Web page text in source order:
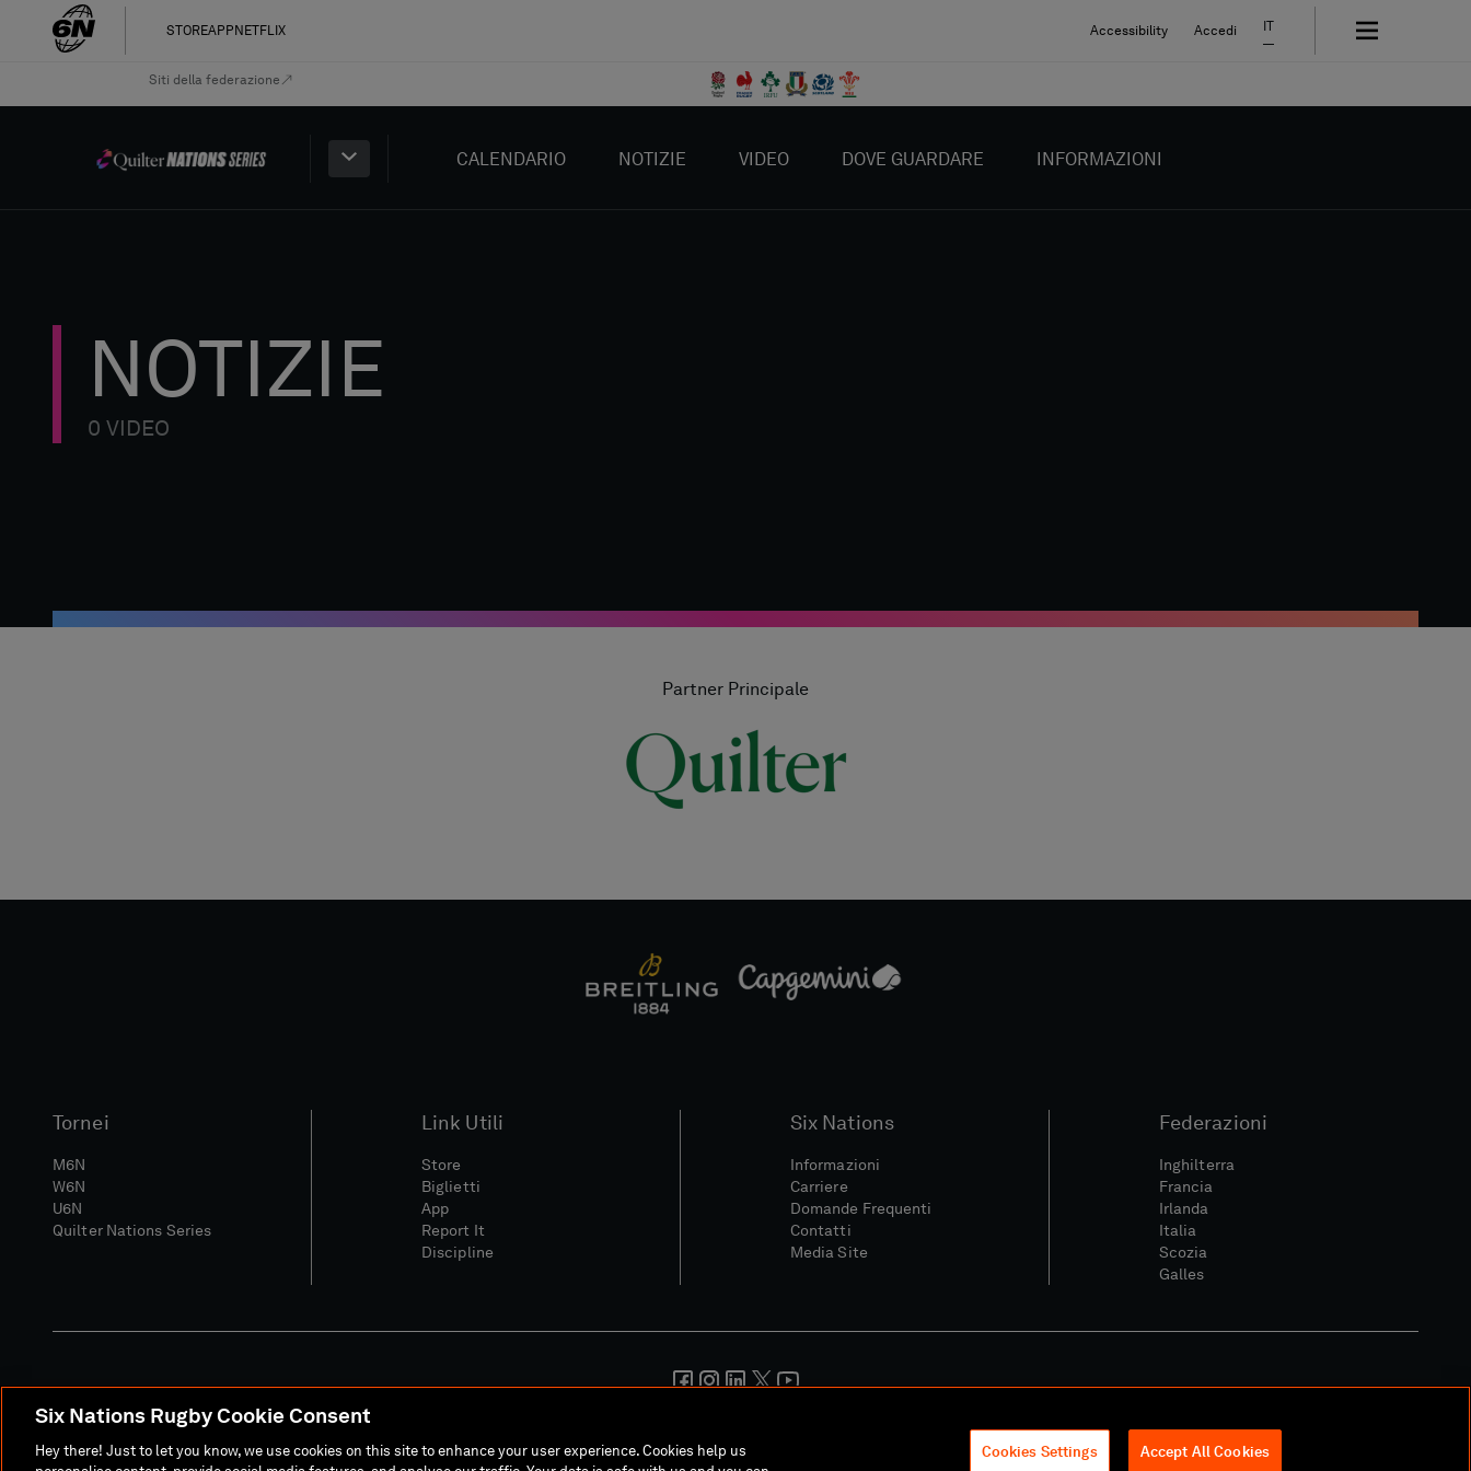
STOREAPP NETFLIX Accessibility Accedi IT
Siti della federazione
CALENDARIO NOTIZIE VIDEO DOVE GUARDARE INFORMAZIONI
NOTIZIE
0 VIDEO
Partner Principale
Tornei
M6N
W6N
U6N
Quilter Nations Series
Link Utili
Store
Biglietti
App
Report It
Discipline
Six Nations
Informazioni
Carriere
Domande Frequenti
Contatti
Media Site
Federazioni
Inghilterra
Francia
Irlanda
Italia
Scozia
Galles
Politica Sociale E Digitale
Six Nations Rugby Cookie Consent
Hey there! Just to let you know, we use cookies on this site to enhance your user experience. Cookies help us
Cookies Settings Accept All Cookies